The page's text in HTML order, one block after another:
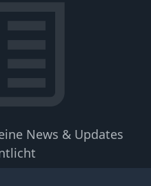
News & Updates